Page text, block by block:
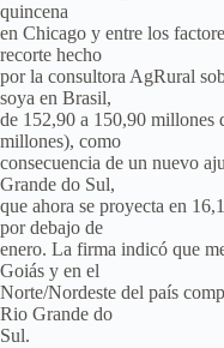
quincena
en Chicago y entre los
recorte hecho
por la consultora AgRural
soya en Brasil,
de 152,90 a 150,90 millones
millones), como
consecuencia de un nuevo
Grande do Sul,
que ahora se proyecta en
por debajo de
enero. La firma indicó que
Goiás y en el
Norte/Nordeste del país
Rio Grande do
Sul.